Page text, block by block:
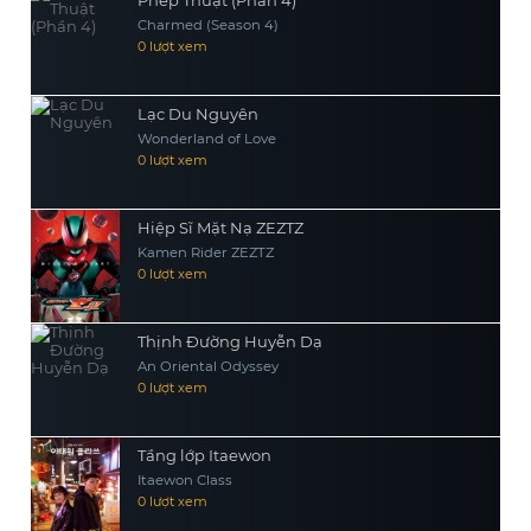
Charmed (Season 4)
0 lượt xem
Lạc Du Nguyên
Wonderland of Love
0 lượt xem
Hiệp Sĩ Mặt Nạ ZEZTZ
Kamen Rider ZEZTZ
0 lượt xem
Thịnh Đường Huyễn Dạ
An Oriental Odyssey
0 lượt xem
Tầng lớp Itaewon
Itaewon Class
0 lượt xem